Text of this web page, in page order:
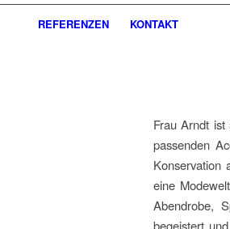
REFERENZEN KONTAKT
Frau Arndt
passenden
Konservation
eine
Abendrobe,
begeistert